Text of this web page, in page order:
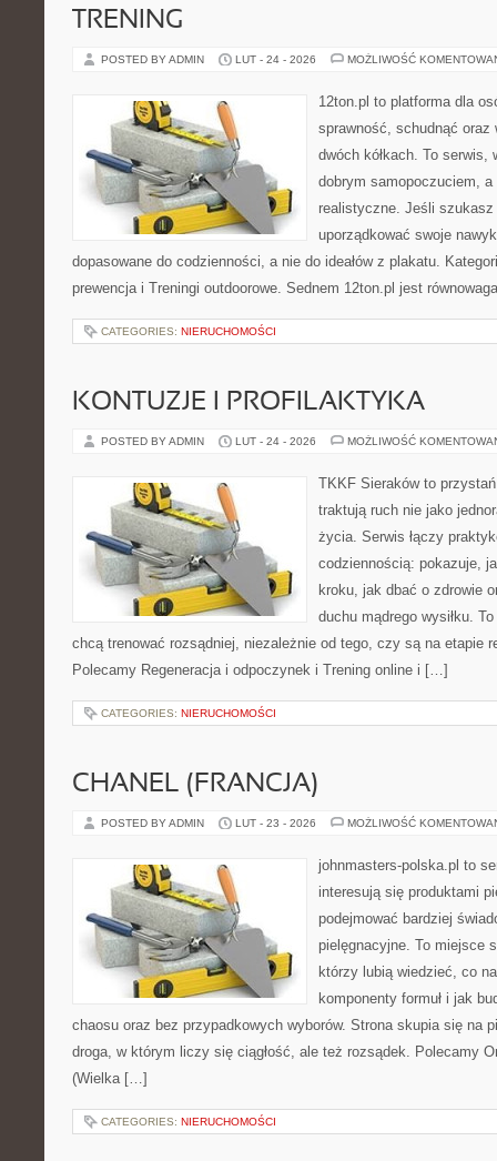
TRENING
POSTED BY ADMIN LUT - 24 - 2026 MOŻLIWOŚĆ
12ton.pl to platforma dla
sprawność, schudnąć oraz
dwóch kółkach. To serwis,
dobrym samopoczuciem,
realistyczne. Jeśli
uporządkować swoje
dopasowane do codzienności, a nie do ideałów z plakatu.
prewencja i Treningi outdoorowe. Sednem 12ton.pl jest
CATEGORIES: NIERUCHOMOŚCI
KONTUZJE I PROFILAKTYKA
POSTED BY ADMIN LUT - 24 - 2026 MOŻLIWOŚĆ
TKKF Sieraków to
traktują ruch nie jako
życia. Serwis łączy
codziennością: pokazuje,
kroku, jak dbać o zdrowie
duchu mądrego wysiłku.
chcą trenować rozsądniej, niezależnie od tego, czy są na etapie
Polecamy Regeneracja i odpoczynek i Trening online i […]
CATEGORIES: NIERUCHOMOŚCI
CHANEL (FRANCJA)
POSTED BY ADMIN LUT - 23 - 2026 MOŻLIWOŚĆ
johnmasters-polska.pl to
interesują się produktami
podejmować bardziej
pielęgnacyjne. To miejsce
którzy lubią wiedzieć, co
komponenty formuł i jak
chaosu oraz bez przypadkowych wyborów. Strona skupia się na
droga, w którym liczy się ciągłość, ale też rozsądek. Polecamy
(Wielka […]
CATEGORIES: NIERUCHOMOŚCI